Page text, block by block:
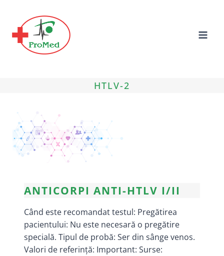
content
HTLV-2
ANTICORPI ANTI-HTLV I/II
Când este recomandat testul: Pregătirea
pacientului: Nu este necesară o pregătire
specială. Tipul de probă: Ser din sânge venos.
Valori de referință: Important: Surse: